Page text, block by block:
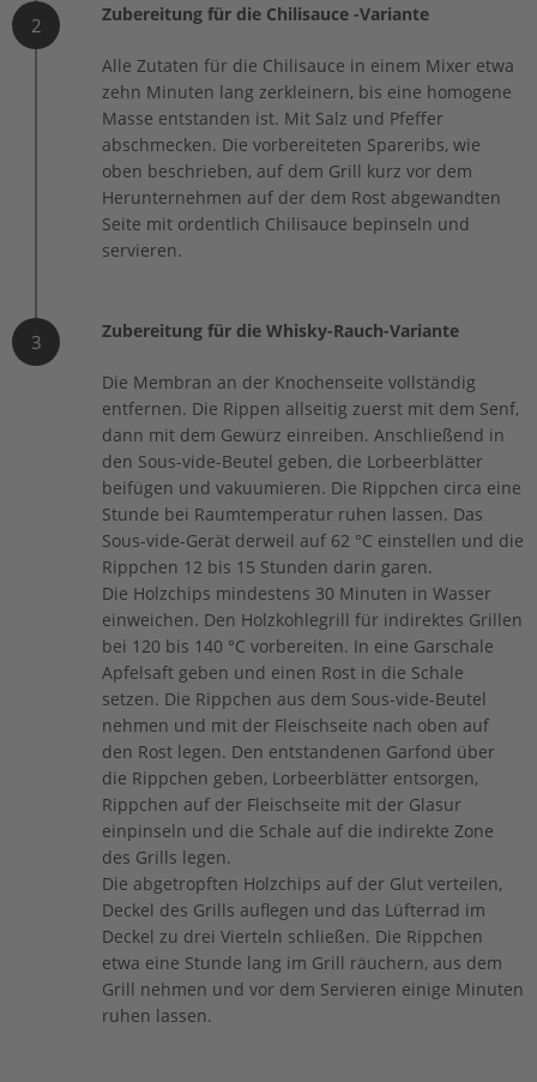
2 Zubereitung für die Chilisauce -Variante
Alle Zutaten für die Chilisauce in einem Mixer etwa
zehn Minuten lang zerkleinern, bis eine homogene
Masse entstanden ist. Mit Salz und Pfeffer
abschmecken. Die vorbereiteten Spareribs, wie
oben beschrieben, auf dem Grill kurz vor dem
Herunternehmen auf der dem Rost abgewandten
Seite mit ordentlich Chilisauce bepinseln und
servieren.
3 Zubereitung für die Whisky-Rauch-Variante
Die Membran an der Knochenseite vollständig
entfernen. Die Rippen allseitig zuerst mit dem Senf,
dann mit dem Gewürz einreiben. Anschließend in
den Sous-vide-Beutel geben, die Lorbeerblätter
beifügen und vakuumieren. Die Rippchen circa eine
Stunde bei Raumtemperatur ruhen lassen. Das
Sous-vide-Gerät derweil auf 62 °C einstellen und die
Rippchen 12 bis 15 Stunden darin garen.
Die Holzchips mindestens 30 Minuten in Wasser
einweichen. Den Holzkohlegrill für indirektes Grillen
bei 120 bis 140 °C vorbereiten. In eine Garschale
Apfelsaft geben und einen Rost in die Schale
setzen. Die Rippchen aus dem Sous-vide-Beutel
nehmen und mit der Fleischseite nach oben auf
den Rost legen. Den entstandenen Garfond über
die Rippchen geben, Lorbeerblätter entsorgen,
Rippchen auf der Fleischseite mit der Glasur
einpinseln und die Schale auf die indirekte Zone
des Grills legen.
Die abgetropften Holzchips auf der Glut verteilen,
Deckel des Grills auflegen und das Lüfterrad im
Deckel zu drei Vierteln schließen. Die Rippchen
etwa eine Stunde lang im Grill räuchern, aus dem
Grill nehmen und vor dem Servieren einige Minuten
ruhen lassen.